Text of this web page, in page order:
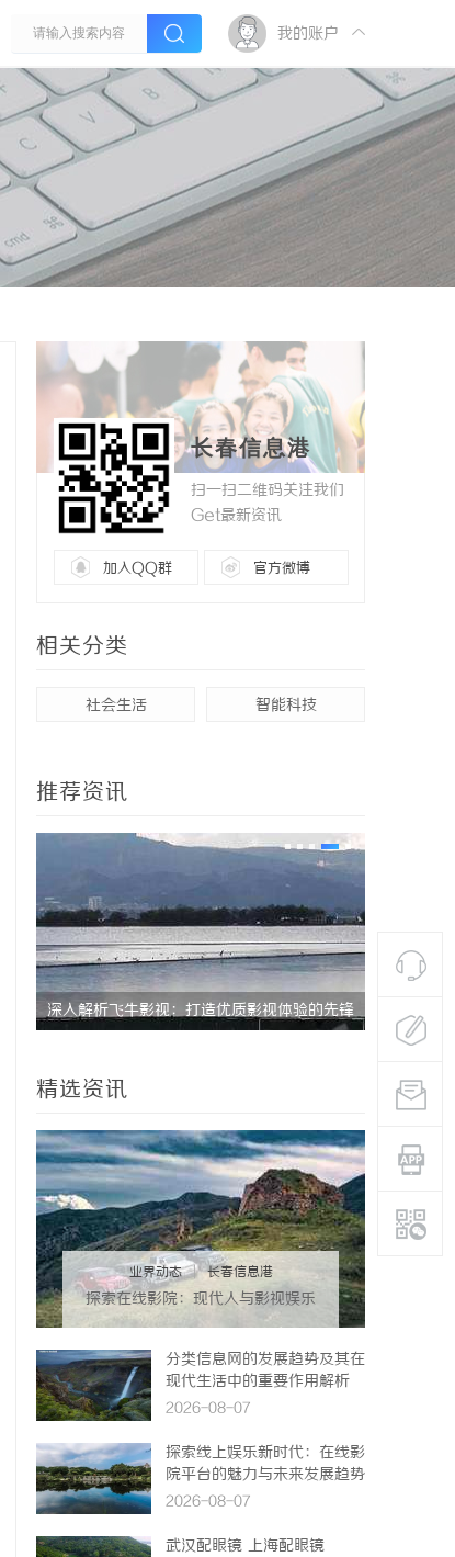
我的账户
长春信息港
扫一扫二维码关注我们
Get最新资讯
加入QQ群 官方微博
相关分类
社会生活 智能科技
推荐资讯
深入解析飞牛影视：打造优质影视体验的先锋 深度解析
与优势
精选资讯
业界动态 | 长春信息港
探索在线影院：现代人与影视娱乐
的数字连接之道
分类信息网的发展趋势及其在
现代生活中的重要作用解析
2026-08-07
探索线上娱乐新时代：在线影
院平台的魅力与未来发展趋势
2026-08-07
武汉配眼镜 上海配眼镜